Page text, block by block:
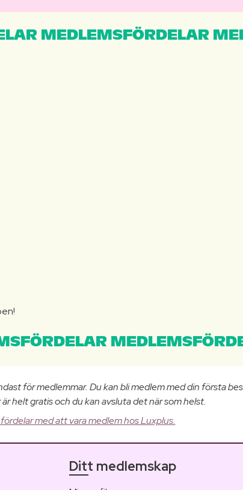
MEDLEMSFÖRDELAR
för medlemmar. Du kan bli medlem med din första
helt gratis och du kan avsluta det när som helst.
fördelar med att vara medlem hos Luxplus.
Ditt medlemskap